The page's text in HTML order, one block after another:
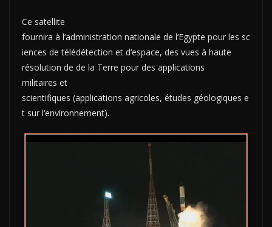
Ce satellite
fournira à l‘administration nationale de l‘Egypte pour les sc
iences de télédétection et d‘espace, des vues à haute
résolution de de la Terre pour des applications
militaires et
scientifiques (applications agricoles, études géologiques e
t sur l‘environnement).